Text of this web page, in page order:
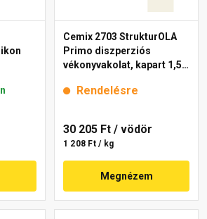
Cemix 2703 StrukturOLA
Primo diszperziós
vékonyvakolat, kapart 1,5
Rendelésre
30 205 Ft / vödör
1 208 Ft / kg
Megnézem